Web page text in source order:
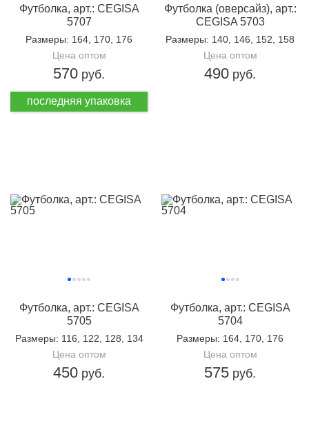
Футболка, арт.: CEGISA
5707
Размеры: 164, 170, 176
Цена оптом
570 руб.
Футболка (оверсайз), арт.:
CEGISA 5703
Размеры: 140, 146, 152, 158
Цена оптом
490 руб.
последняя упаковка
Футболка, арт.: CEGISA
5705
Размеры: 116, 122, 128, 134
Цена оптом
450 руб.
Футболка, арт.: CEGISA
5704
Размеры: 164, 170, 176
Цена оптом
575 руб.